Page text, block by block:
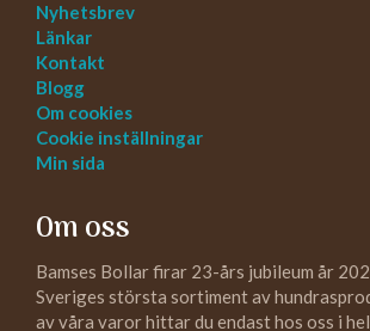
Nyhetsbrev
Länkar
Kontakt
Blogg
Om cookies
Cookie inställningar
Min sida
Om oss
Bamses Bollar firar 23-års jubileum år
Sveriges största sortiment av
av våra varor hittar du endast hos oss i